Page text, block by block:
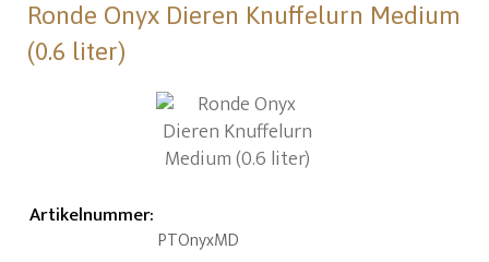
Ronde Onyx Dieren Knuffelurn Medium
(0.6 liter)
Artikelnummer:
PTOnyxMD